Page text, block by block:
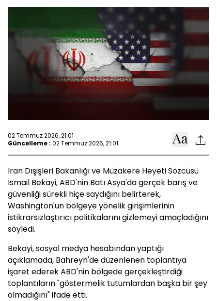
02 Temmuz 2026, 21:01
Güncelleme : 02 Temmuz 2026, 21:01
İran Dışişleri Bakanlığı ve Müzakere Heyeti Sözcüsü
İsmail Bekayi, ABD'nin Batı Asya'da gerçek barış ve
güvenliği sürekli hiçe saydığını belirterek,
Washington'un bölgeye yönelik girişimlerinin
istikrarsızlaştırıcı politikalarını gizlemeyi amaçladığını
söyledi.
Bekayi, sosyal medya hesabından yaptığı
açıklamada, Bahreyn'de düzenlenen toplantıya
işaret ederek ABD'nin bölgede gerçekleştirdiği
toplantıların "göstermelik tutumlardan başka bir şey
olmadığını" ifade etti.